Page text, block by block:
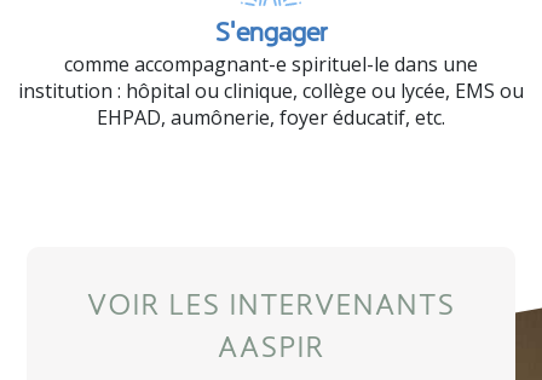
S'engager
comme accompagnant-e spirituel-le dans une
institution : hôpital ou clinique, collège ou lycée, EMS ou
EHPAD, aumônerie, foyer éducatif, etc.
VOIR LES INTERVENANTS
AASPIR